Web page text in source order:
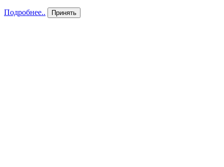
Подробнее.. Принять